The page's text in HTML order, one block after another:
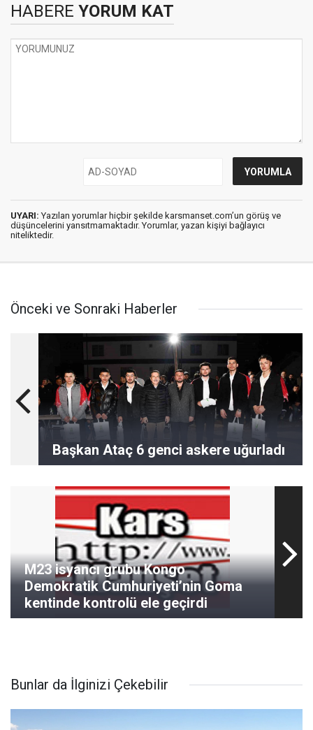
HABERE YORUM KAT
UYARI: Yazılan yorumlar hiçbir şekilde karsmanset.com’un görüş ve
düşüncelerini yansıtmamaktadır. Yorumlar, yazan kişiyi bağlayıcı
niteliktedir.
Önceki ve Sonraki Haberler
Başkan Ataç 6 genci askere uğurladı
M23 isyancı grubu Kongo
Demokratik Cumhuriyeti’nin Goma
kentinde kontrolü ele geçirdi
Bunlar da İlginizi Çekebilir